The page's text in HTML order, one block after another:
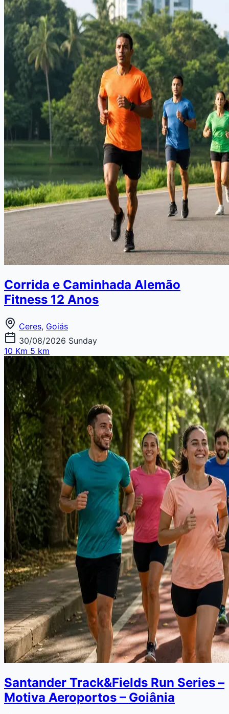
Corrida e Caminhada Alemão
Fitness 12 Anos
Ceres, Goiás
30/08/2026 Sunday
10 Km 5 km
Santander Track&Fields Run Series –
Motiva Aeroportos – Goiânia